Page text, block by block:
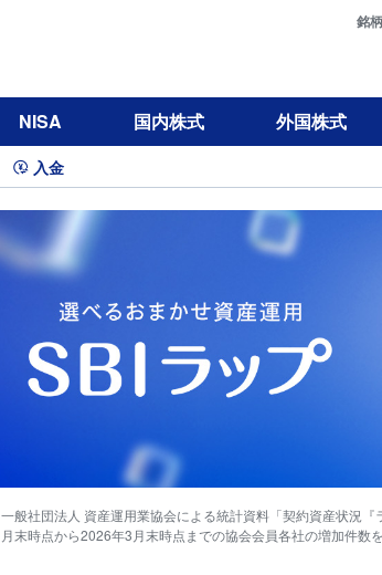
銘柄
NISA 国内株式 外国株式
入金
一般社団法人 資産運用業協会による統計資料「契約資産状況
月末時点から2026年3月末時点までの協会会員各社の増加件数